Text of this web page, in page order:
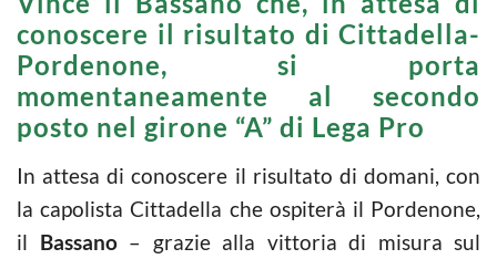
conoscere il risultato di Cittadella-
Pordenone, si porta
momentaneamente al secondo
posto nel girone “A” di Lega Pro
In attesa di conoscere il risultato di domani, con
la capolista Cittadella che ospiterà il Pordenone,
il Bassano– grazie alla vittoria di misura sul